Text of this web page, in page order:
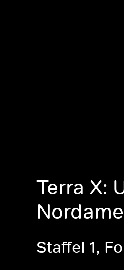
Terra X:
Staffel 1,